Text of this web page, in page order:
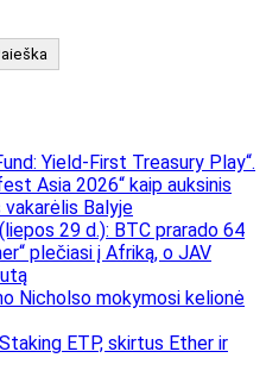
Yield-First Treasury Play“.
Asia 2026“ kaip auksinis
vakarėlis Balyje
29 d.): BTC prarado 64
plečiasi į Afriką, o JAV
Nicholso mokymosi kelionė
ETP, skirtus Ether ir